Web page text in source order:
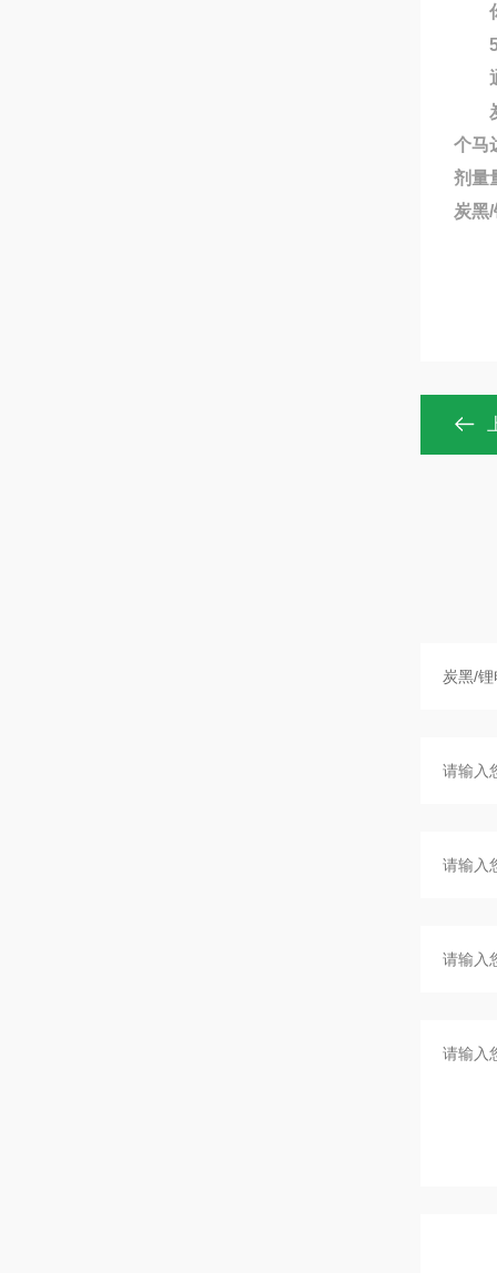
你
5
通
炭
个马
剂量
炭黑